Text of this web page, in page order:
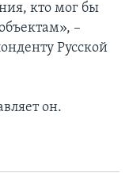
кто мог бы
–
Русской
он.